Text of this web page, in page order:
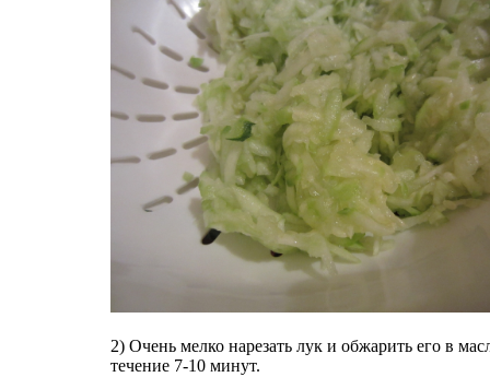
2) Очень мелко нарезать лук и обжарить его в
течение 7-10 минут.